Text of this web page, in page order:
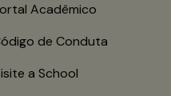
Acadêmico
de Conduta
a School